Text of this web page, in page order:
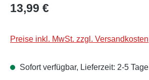
Regulärer Preis:
13,99 €
Preise inkl. MwSt. zzgl. Versandkosten
Sofort verfügbar, Lieferzeit: 2-5 Tage